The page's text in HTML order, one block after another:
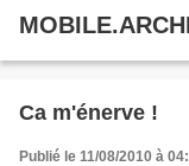
Ca m'énerve !
Publié le 11/08/2010 à